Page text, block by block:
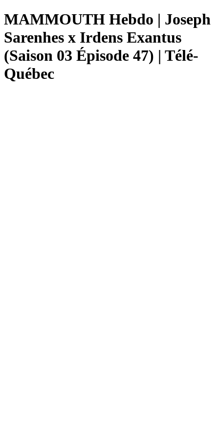
MAMMOUTH Hebdo | Joseph
Sarenhes x Irdens Exantus
(Saison 03 Épisode 47) | Télé-
Québec